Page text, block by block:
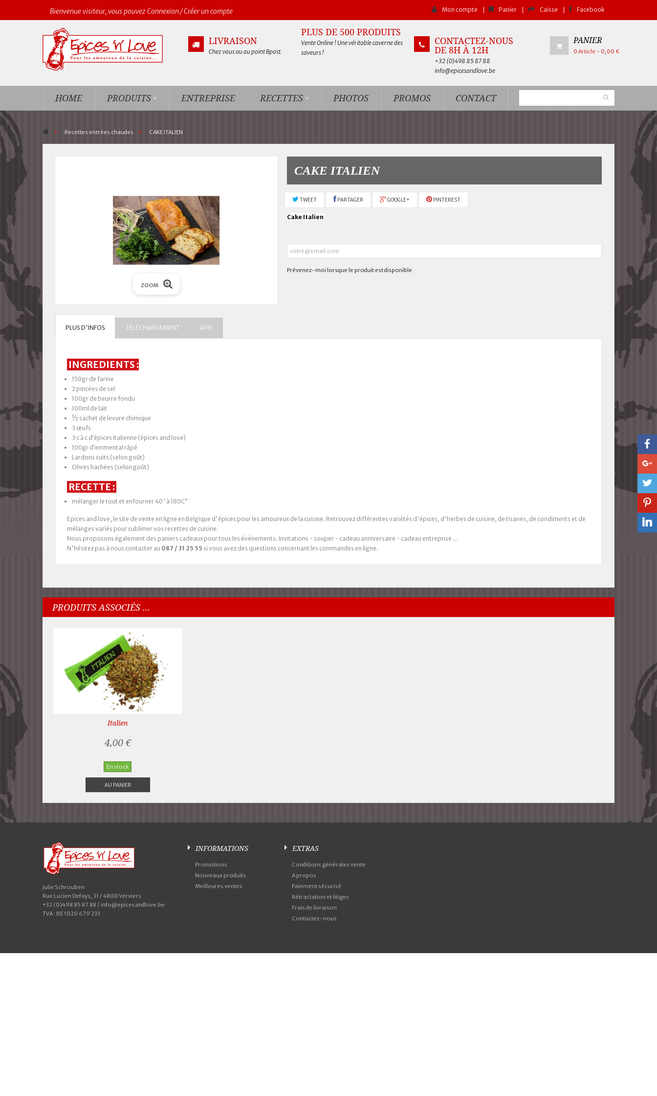
Bienvenue visiteur, vous pouvezConnexion/Créer un compte Mon compte Panier Caisse Facebook
PANIER
0 Article - 0,00 €
LIVRAISON
Chez vous ou au point Bpost.
PLUS DE 500 PRODUITS
Vente Online ! Une véritable caverne des
saveurs !
CONTACTEZ-NOUS
DE 8H À 12H
+32 (0)498 85 87 88
info@epicesandlove.be
HOME PRODUITS ENTREPRISE RECETTES PHOTOS PROMOS CONTACT
> Recettes entrées chaudes > CAKE ITALIEN
ZOOM
CAKE ITALIEN
TWEET PARTAGER GOOGLE+ PINTEREST
Cake Italien
Prévenez-moi lorsque le produit est disponible
PLUS D'INFOS TÉLÉCHARGEMENT AVIS
INGREDIENTS :
150gr de farine
2 pincées de sel
100gr de beurre fondu
100ml de lait
½ sachet de levure chimique
3 œufs
3 c à c d’épices italienne (épices and love)
100gr d’emmental râpé
Lardons cuits (selon goût)
Olives hachées (selon goût)
RECETTE :
mélanger le tout et enfourner 40 ‘ à 180C°
Epices and love, le site de vente en ligne en Belgique d'épices pour les amoureux de la cuisine. Retrouvez différentes variétés d'épices, d'herbes de cuisine, de tisanes, de condiments et de
mélanges variés pour sublimer vos recettes de cuisine.
Nous proposons également des paniers cadeaux pour tous les événements. Invitations - souper - cadeau anniversaire - cadeau entreprise ...
N'hésitez pas à nous contacter au 087 / 31 25 55 si vous avez des questions concernant les commandes en ligne.
PRODUITS ASSOCIÉS ...
Italien
4,00 €
En stock
AU PANIER
Julie Schrouben
Rue Lucien Defays, 31 / 4800 Verviers
+32 (0)498 85 87 88 / info@epicesandlove.be
TVA : BE 1020 679 233
INFORMATIONS
Promotions
Nouveaux produits
Meilleures ventes
EXTRAS
Conditions générales vente
A propos
Paiement sécurisé
Rétractation et litiges
Frais de livraison
Contactez-nous